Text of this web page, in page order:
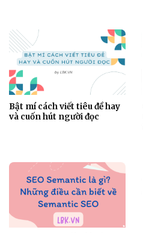
Bật mí cách viết tiêu đề hay
và cuốn hút người đọc